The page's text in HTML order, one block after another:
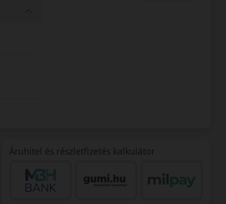
Áruhitel és részletfizetés kalkulátor